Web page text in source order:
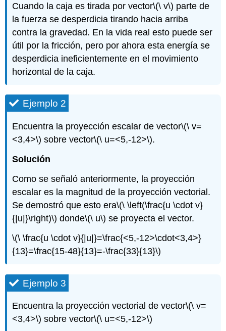
Cuando la caja es tirada por vector\(\ v\) parte de
la fuerza se desperdicia tirando hacia arriba
contra la gravedad. En la vida real esto puede ser
útil por la fricción, pero por ahora esta energía se
desperdicia ineficientemente en el movimiento
horizontal de la caja.
Ejemplo 2
Encuentra la proyección escalar de vector\(\ v=
<3,4>\) sobre vector\(\ u=<5,-12>\).
Solución
Como se señaló anteriormente, la proyección
escalar es la magnitud de la proyección vectorial.
Se demostró que esto era\(\ \left(\frac{u \cdot v}
{|u|}\right)\) donde\(\ u\) se proyecta el vector.
\(\ \frac{u \cdot v}{|u|}=\frac{<5,-12>\cdot<3,4>}
{13}=\frac{15-48}{13}=-\frac{33}{13}\)
Ejemplo 3
Encuentra la proyección vectorial de vector\(\ v=
<3,4>\) sobre vector\(\ u=<5,-12>\)